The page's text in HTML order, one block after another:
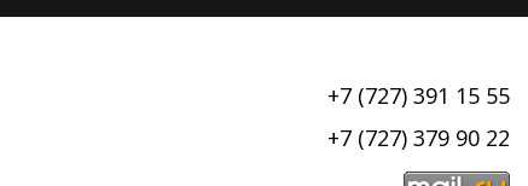
+7 (727) 391 15 55
+7 (727) 379 90 22